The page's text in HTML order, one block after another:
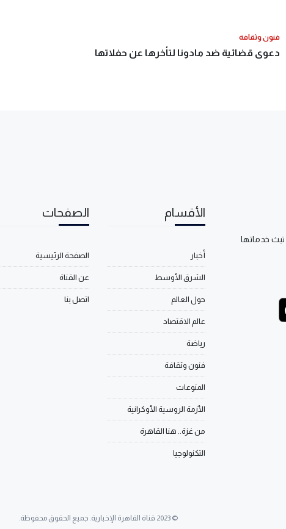
فنون وثقافة
دعوى قضائية ضد مادونا لتأخرها عن حفلاتها
خدماتها
الأقسام
أخبار
الشرق الأوسط
حول العالم
عالم الاقتصاد
رياضة
فنون وثقافة
المنوعات
الأزمة الروسية الأوكرانية
من غزة.. هنا القاهرة
التكنولوجيا
الصفحات
الصفحة الرئيسية
عن القناة
اتصل بنا
© 2023 قناة القاهرة الإخبارية. جميع الحقوق محفوظة.